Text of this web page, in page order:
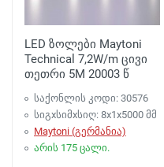
LED ზოლები Maytoni
Technical 7,2W/m ცივი
თეთრი 5M 20003 წ
საქონლის კოდი: 30576
სიგxსიმxსიღ: 8x1x5000 მმ
Maytoni (გერმანია)
არის 175 ცალი.